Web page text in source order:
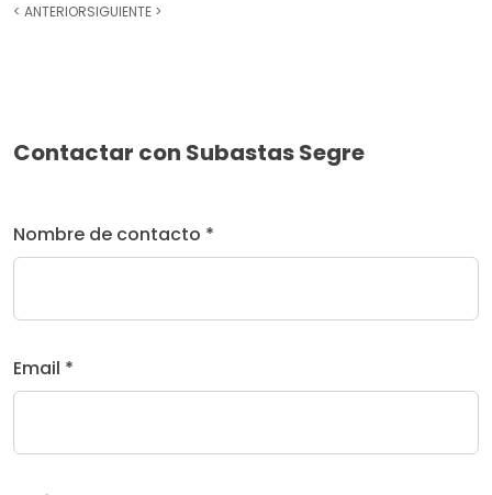
< ANTERIORSIGUIENTE >
Contactar con Subastas Segre
Nombre de contacto *
Email *